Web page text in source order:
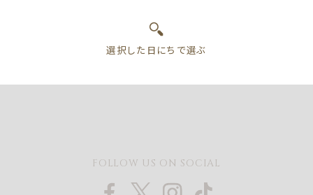
FOLLOW US ON SOCIAL